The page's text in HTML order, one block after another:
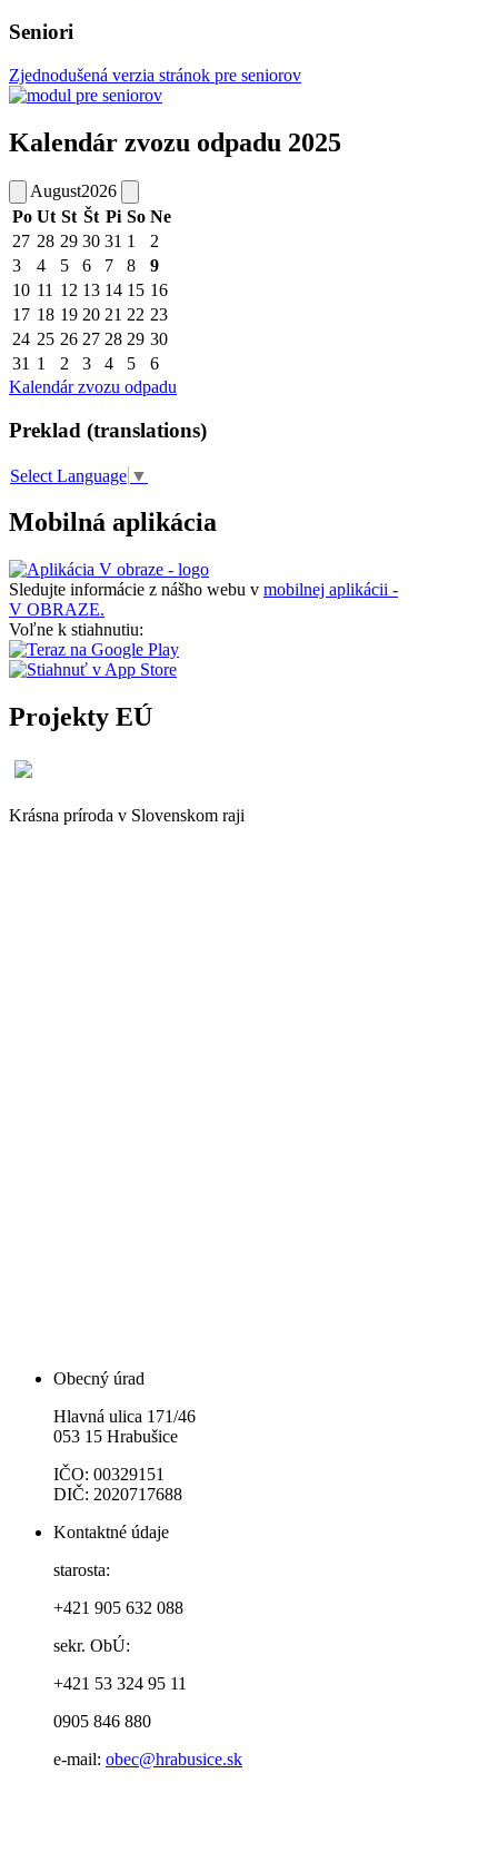
Seniori
Zjednodušená verzia stránok pre seniorov
Kalendár zvozu odpadu 2025
August2026
Po Ut St Št Pi So Ne
27 28 29 30 31 1
2
3
4 5 6 7 8
9
10 11 12 13 14 15 16
17 18 19 20 21 22 23
24 25 26 27 28 29 30
31 1 2 3 4 5
6
Kalendár zvozu odpadu
Preklad (translations)
Select Language ▼
Mobilná aplikácia
Sledujte informácie z nášho webu v mobilnej aplikácii -
V OBRAZE.
Voľne k stiahnutiu:
Projekty EÚ
Krásna príroda v Slovenskom raji
Obecný úrad
Hlavná ulica 171/46
053 15 Hrabušice
IČO: 00329151
DIČ: 2020717688
Kontaktné údaje
starosta:
+421 905 632 088
sekr. ObÚ:
+421 53 324 95 11
0905 846 880
e-mail: obec@hrabusice.sk